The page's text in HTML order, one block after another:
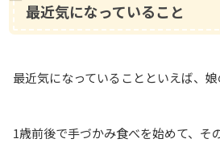
最近気になっていること
最近気になっていることといえば、娘
1歳前後で手づかみ食べを始めて、そ